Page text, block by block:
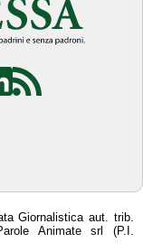
Giornalistica aut. trib.
Animate srl (P.I.